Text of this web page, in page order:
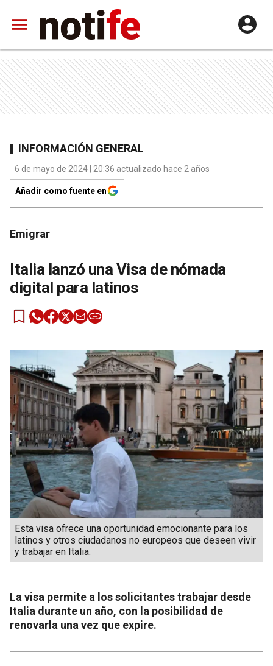
INFORMACIÓN GENERAL
6 de mayo de 2024 | 20:36 actualizado hace 2 años
Añadir como fuente en
Emigrar
Italia lanzó una Visa de nómada
digital para latinos
Esta visa ofrece una oportunidad emocionante para los
latinos y otros ciudadanos no europeos que deseen vivir
y trabajar en Italia.
La visa permite a los solicitantes trabajar desde
Italia durante un año, con la posibilidad de
renovarla una vez que expire.